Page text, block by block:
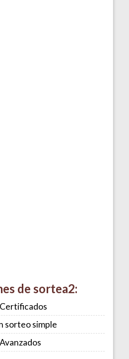
de sortea2:
sorteo simple